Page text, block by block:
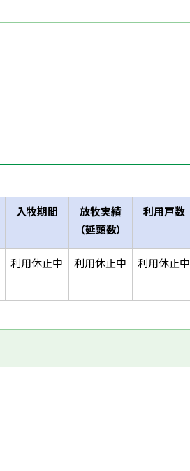
入牧期間
放牧実績
（延頭数）
利用戸数
利用休止中 利用休止中 利用休止中